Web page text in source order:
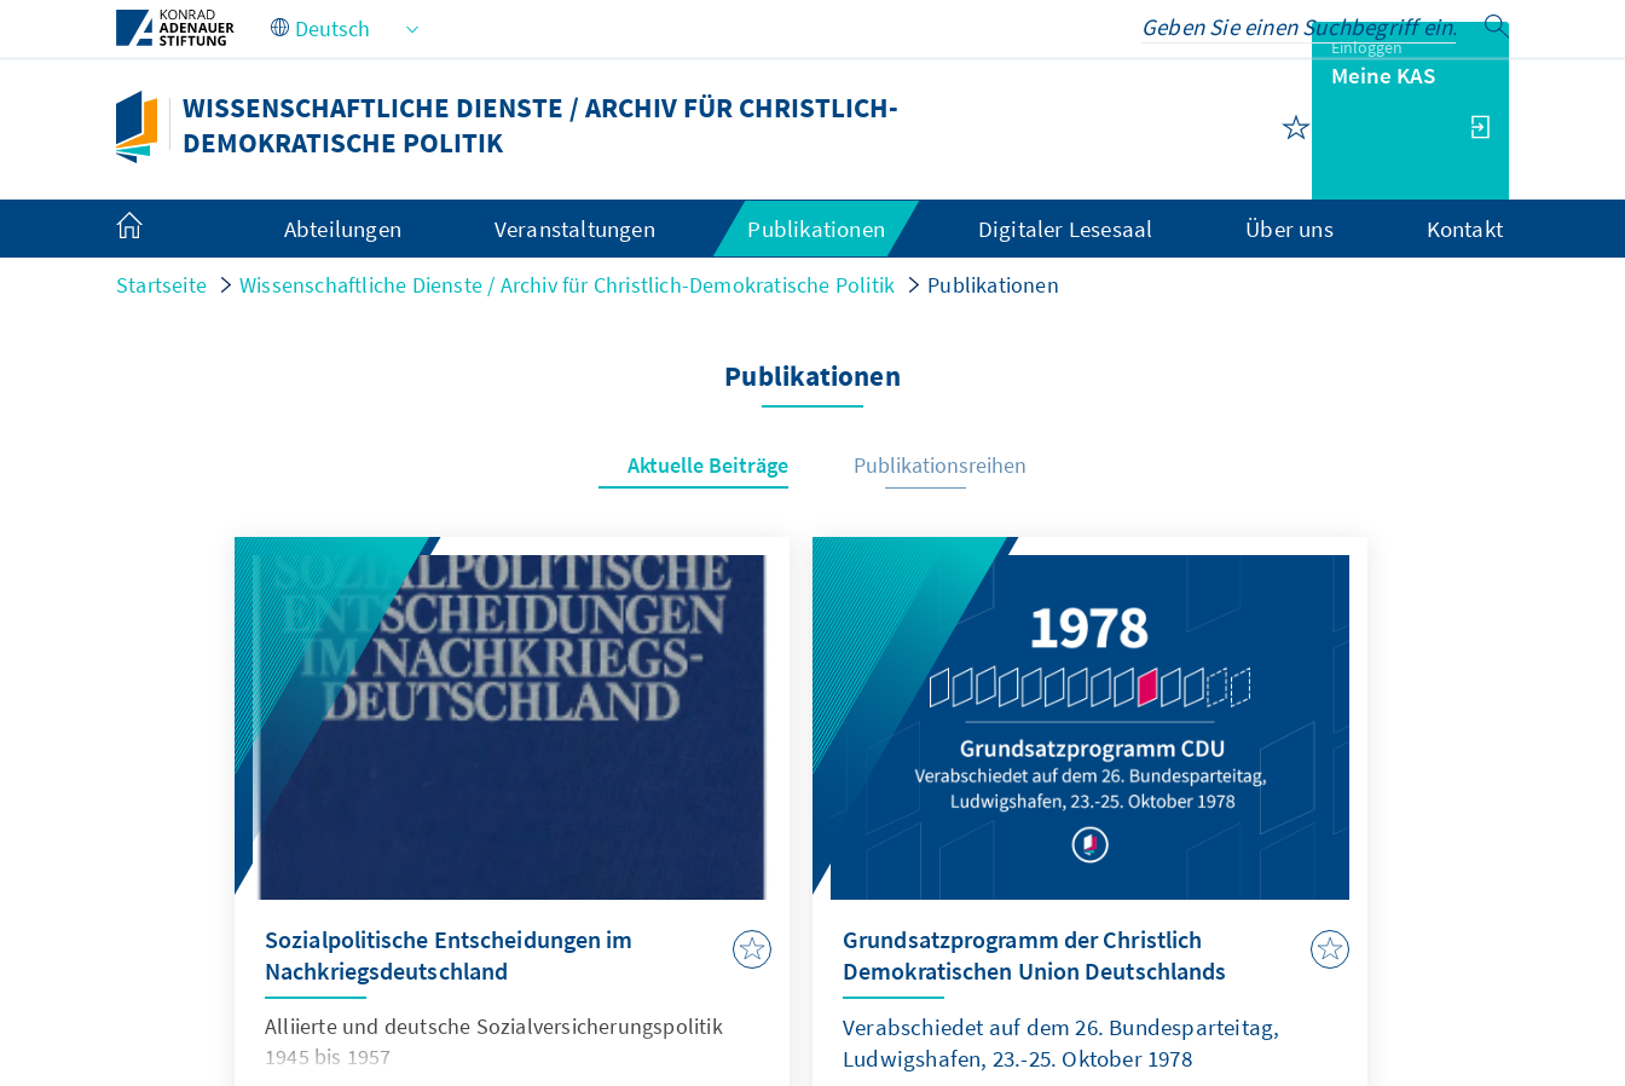
Zum Hauptinhalt springen
WISSENSCHAFTLICHE DIENSTE / ARCHIV FÜR CHRISTLICH-
DEMOKRATISCHE POLITIK
Einloggen
Meine KAS
Abteilungen Veranstaltungen Publikationen Digitaler Lesesaal Über uns Kontakt
Startseite Wissenschaftliche Dienste / Archiv für Christlich-Demokratische Politik Publikationen
Publikationen
Aktuelle Beiträge Publikationsreihen
Sozialpolitische Entscheidungen im
Nachkriegsdeutschland
Alliierte und deutsche Sozialversicherungspolitik
1945 bis 1957
Grundsatzprogramm der Christlich
Demokratischen Union Deutschlands
Verabschiedet auf dem 26. Bundesparteitag,
Ludwigshafen, 23.-25. Oktober 1978